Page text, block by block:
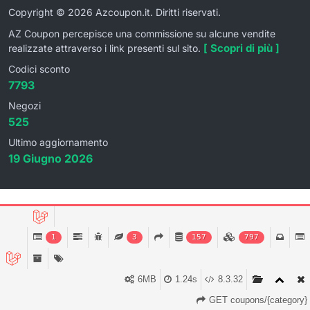
Copyright © 2026 Azcoupon.it. Diritti riservati.
AZ Coupon percepisce una commissione su alcune vendite
realizzate attraverso i link presenti sul sito. [ Scopri di più ]
Codici sconto
7793
Negozi
525
Ultimo aggiornamento
19 Giugno 2026
1 3 157 797
8.3.32
1.24s
6MB
GET coupons/{category}